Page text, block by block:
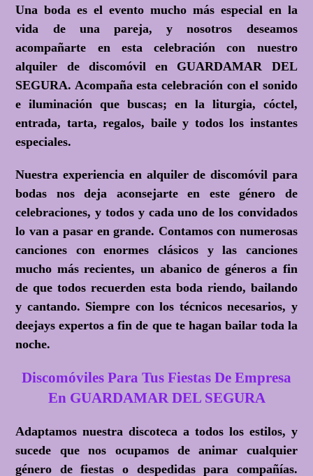
Una boda es el evento mucho más especial en la
vida de una pareja, y nosotros deseamos
acompañarte en esta celebración con nuestro
alquiler de discomóvil en GUARDAMAR DEL
SEGURA. Acompaña esta celebración con el sonido
e iluminación que buscas; en la liturgia, cóctel,
entrada, tarta, regalos, baile y todos los instantes
especiales.
Nuestra experiencia en alquiler de discomóvil para
bodas nos deja aconsejarte en este género de
celebraciones, y todos y cada uno de los convidados
lo van a pasar en grande. Contamos con numerosas
canciones con enormes clásicos y las canciones
mucho más recientes, un abanico de géneros a fin
de que todos recuerden esta boda riendo, bailando
y cantando. Siempre con los técnicos necesarios, y
deejays expertos a fin de que te hagan bailar toda la
noche.
Discomóviles Para Tus Fiestas De Empresa
En GUARDAMAR DEL SEGURA
Adaptamos nuestra discoteca a todos los estilos, y
sucede que nos ocupamos de animar cualquier
género de fiestas o despedidas para compañías.